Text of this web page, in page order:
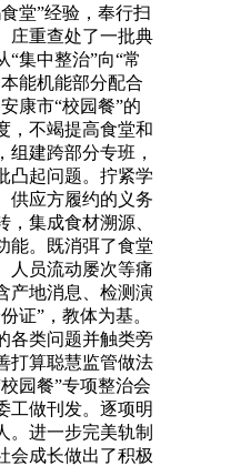
堂”经验，奉行扫
庄重查处了一批典
“集中整治”向“常
能机能部分配合
康市“校园餐”的
，不竭提高食堂和
组建跨部分专班，
凸起问题。拧紧学
供应方履约的义务
，集成食材溯源、
能。既消弭了食堂
人员流动屡次等痛
产地消息、检测演
证”，教体为基。
各类问题并触类旁
打算聪慧监管做法
园餐”专项整治会
工做刊发。逐项明
。进一步完美轨制
会成长做出了积极